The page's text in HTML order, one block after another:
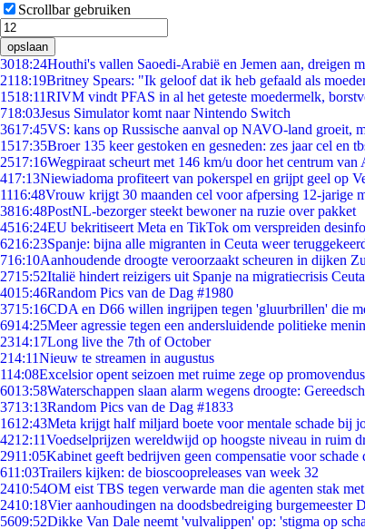
Scrollbar gebruiken
opslaan
3018:24Houthi's vallen Saoedi-Arabië en Jemen aan, dreigen
2118:19Britney Spears: "Ik geloof dat ik heb gefaald als
1518:11RIVM vindt PFAS in al het geteste moedermelk,
718:03Jesus Simulator komt naar Nintendo Switch
3617:45VS: kans op Russische aanval op NAVO-land groeit,
1517:35Broer 135 keer gestoken en gesneden: zes jaar cel en
2517:16Wegpiraat scheurt met 146 km/u door het centrum van
417:13Niewiadoma profiteert van pokerspel en grijpt geel op
1116:48Vrouw krijgt 30 maanden cel voor afpersing 12-jarige
3816:48PostNL-bezorger steekt bewoner na ruzie over pakket
4516:24EU bekritiseert Meta en TikTok om verspreiden
6216:23Spanje: bijna alle migranten in Ceuta weer
716:10Aanhoudende droogte veroorzaakt scheuren in dijken
2715:52Italië hindert reizigers uit Spanje na migratiecrisis Ceuta
4015:46Random Pics van de Dag #1980
3715:16CDA en D66 willen ingrijpen tegen 'gluurbrillen' die
6914:25Meer agressie tegen een andersluidende politieke
2314:17Long live the 7th of October
214:11Nieuw te streamen in augustus
114:08Excelsior opent seizoen met ruime zege op
6013:58Waterschappen slaan alarm wegens droogte:
3713:13Random Pics van de Dag #1833
1612:43Meta krijgt half miljard boete voor mentale schade bij
4212:11Voedselprijzen wereldwijd op hoogste niveau in ruim
2911:05Kabinet geeft bedrijven geen compensatie voor schade
611:03Trailers kijken: de bioscoopreleases van week 32
2410:54OM eist TBS tegen verwarde man die agenten stak
2410:18Vier aanhoudingen na doodsbedreiging burgemeester
5609:52Dikke Van Dale neemt 'vulvalippen' op: 'stigma op